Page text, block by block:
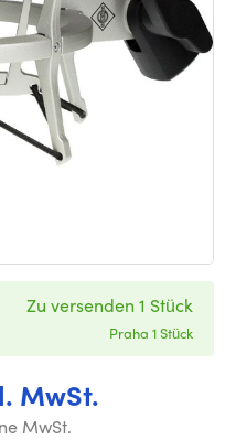
MwSt.
MwSt.
Zu versenden 1 Stück
Praha 1 Stück